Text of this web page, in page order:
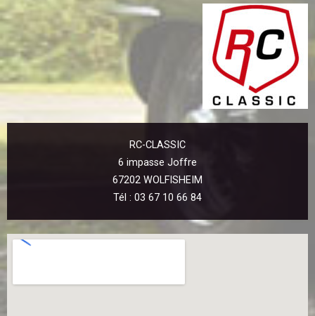
RC-CLASSIC
6 impasse Joffre
67202 WOLFISHEIM
Tél : 03 67 10 66 84